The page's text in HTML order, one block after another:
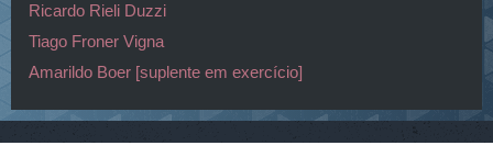
Ricardo Rieli Duzzi
Tiago Froner Vigna
Amarildo Boer [suplente em exercício]